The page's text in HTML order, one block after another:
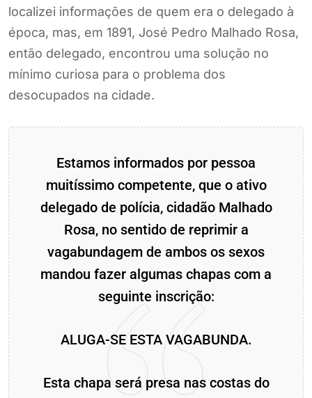
localizei informações de quem era o delegado à
época, mas, em 1891, José Pedro Malhado Rosa,
então delegado, encontrou uma solução no
mínimo curiosa para o problema dos
desocupados na cidade.
Estamos informados por pessoa
muitíssimo competente, que o ativo
delegado de polícia, cidadão Malhado
Rosa, no sentido de reprimir a
vagabundagem de ambos os sexos
mandou fazer algumas chapas com a
seguinte inscrição:
ALUGA-SE ESTA VAGABUNDA.
Esta chapa será presa nas costas do